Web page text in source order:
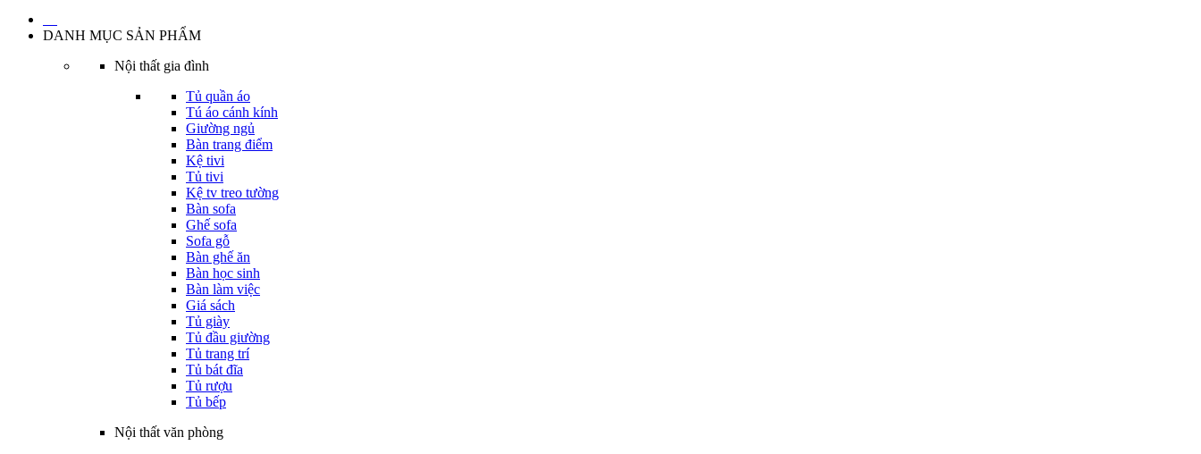
DANH MỤC SẢN PHẨM
Nội thất gia đình
Tủ quần áo
Tú áo cánh kính
Giường ngủ
Bàn trang điểm
Kệ tivi
Tủ tivi
Kệ tv treo tường
Bàn sofa
Ghế sofa
Sofa gỗ
Bàn ghế ăn
Bàn học sinh
Bàn làm việc
Giá sách
Tủ giày
Tủ đầu giường
Tủ trang trí
Tủ bát đĩa
Tủ rượu
Tủ bếp
Nội thất văn phòng